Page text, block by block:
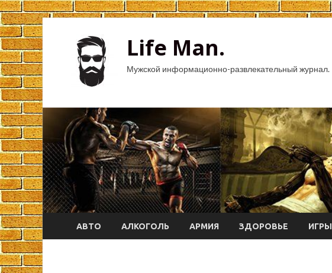
Life Man.
Мужской информационно-развлекательный журнал.
АВТО АЛКОГОЛЬ АРМИЯ ЗДОРОВЬЕ ИГРЫ